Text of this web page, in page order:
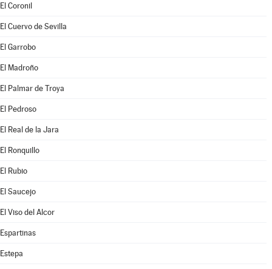
El Coronil
El Cuervo de Sevilla
El Garrobo
El Madroño
El Palmar de Troya
El Pedroso
El Real de la Jara
El Ronquillo
El Rubio
El Saucejo
El Viso del Alcor
Espartinas
Estepa